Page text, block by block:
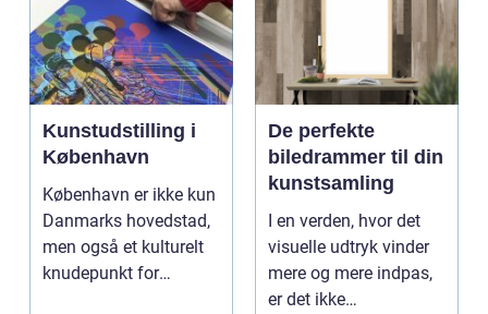
Kunstudstilling i
København
København er ikke kun
Danmarks hovedstad,
men også et kulturelt
knudepunkt for
De perfekte
biledrammer til din
kunstsamling
I en verden, hvor det
visuelle udtryk vinder
mere og mere indpas,
er det ikke